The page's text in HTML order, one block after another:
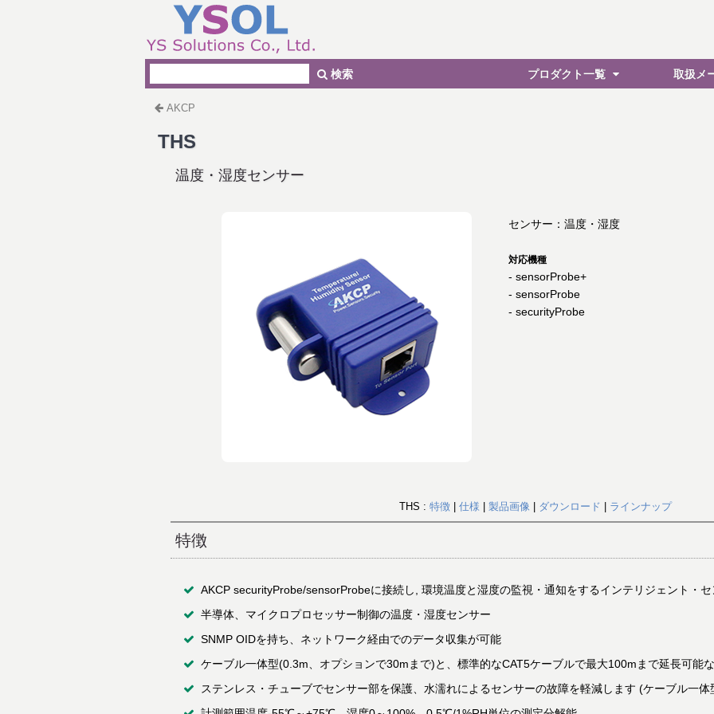
AKCP
THS
温度・湿度センサー
センサー：温度・湿度
対応機種
- sensorProbe+
- sensorProbe
- securityProbe
THS : 特徴 仕様 製品画像 ダウンロード ラインナップ
特徴
AKCP securityProbe/sensorProbeに接続し, 環境温度と湿度の監視・通知をするインテリジェント・セ
半導体、マイクロプロセッサー制御の温度・湿度センサー
SNMP OIDを持ち、ネットワーク経由でのデータ収集が可能
ケーブル一体型(0.3m、オプションで30mまで)と、標準的なCAT5ケーブルで最大100mまで延長可能
ステンレス・チューブでセンサー部を保護、水濡れによるセンサーの故障を軽減します (ケーブル一体
検索 プロダクト一覧 取扱メ